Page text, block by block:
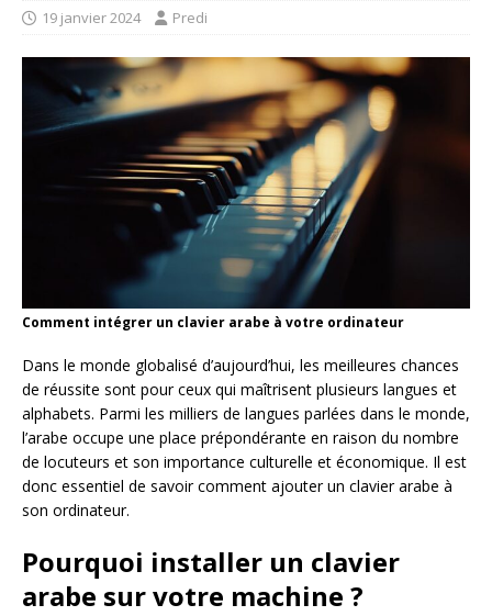
19 janvier 2024 Predi
Comment intégrer un clavier arabe à votre ordinateur
Dans le monde globalisé d’aujourd’hui, les meilleures chances
de réussite sont pour ceux qui maîtrisent plusieurs langues et
alphabets. Parmi les milliers de langues parlées dans le monde,
l’arabe occupe une place prépondérante en raison du nombre
de locuteurs et son importance culturelle et économique. Il est
donc essentiel de savoir comment ajouter un clavier arabe à
son ordinateur.
Pourquoi installer un clavier
arabe sur votre machine ?